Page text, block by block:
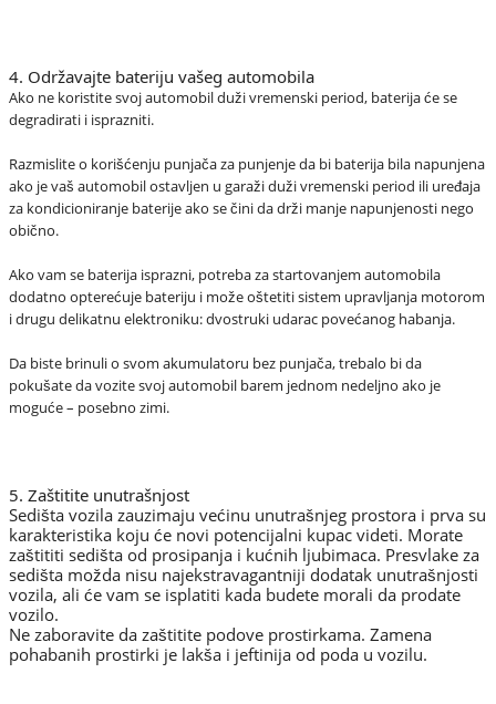
4. Održavajte bateriju vašeg automobila
Ako ne koristite svoj automobil duži vremenski period, baterija će se
degradirati i isprazniti.
Razmislite o korišćenju punjača za punjenje da bi baterija bila napunjena
ako je vaš automobil ostavljen u garaži duži vremenski period ili uređaja
za kondicioniranje baterije ako se čini da drži manje napunjenosti nego
obično.
Ako vam se baterija isprazni, potreba za startovanjem automobila
dodatno opterećuje bateriju i može oštetiti sistem upravljanja motorom
i drugu delikatnu elektroniku: dvostruki udarac povećanog habanja.
Da biste brinuli o svom akumulatoru bez punjača, trebalo bi da
pokušate da vozite svoj automobil barem jednom nedeljno ako je
moguće – posebno zimi.
5. Zaštitite unutrašnjost
Sedišta vozila zauzimaju većinu unutrašnjeg prostora i prva su
karakteristika koju će novi potencijalni kupac videti. Morate
zaštititi sedišta od prosipanja i kućnih ljubimaca. Presvlake za
sedišta možda nisu najekstravagantniji dodatak unutrašnjosti
vozila, ali će vam se isplatiti kada budete morali da prodate
vozilo.
Ne zaboravite da zaštitite podove prostirkama. Zamena
pohabanih prostirki je lakša i jeftinija od poda u vozilu.